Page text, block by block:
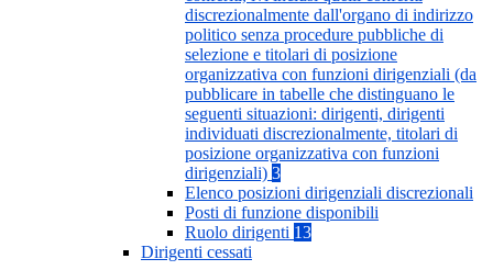
discrezionalmente dall'organo di indirizzo
politico senza procedure pubbliche di
selezione e titolari di posizione
organizzativa con funzioni dirigenziali (da
pubblicare in tabelle che distinguano le
seguenti situazioni: dirigenti, dirigenti
individuati discrezionalmente, titolari di
posizione organizzativa con funzioni
dirigenziali) 3
Elenco posizioni dirigenziali discrezionali
Posti di funzione disponibili
Ruolo dirigenti 13
Dirigenti cessati